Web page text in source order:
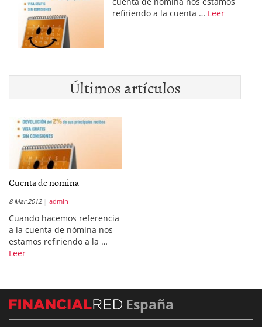
refiriendo a la cuenta … Leer
Últimos artículos
Cuenta de nomina
8 Mar 2012 admin
Cuando hacemos referencia
a la cuenta de nómina nos
estamos refiriendo a la …
Leer
España